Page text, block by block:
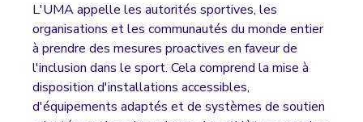
L'UMA appelle les autorités sportives, les
organisations et les communautés du monde entier
à prendre des mesures proactives en faveur de
l'inclusion dans le sport. Cela comprend la mise à
disposition d'installations accessibles,
d'équipements adaptés et de systèmes de soutien